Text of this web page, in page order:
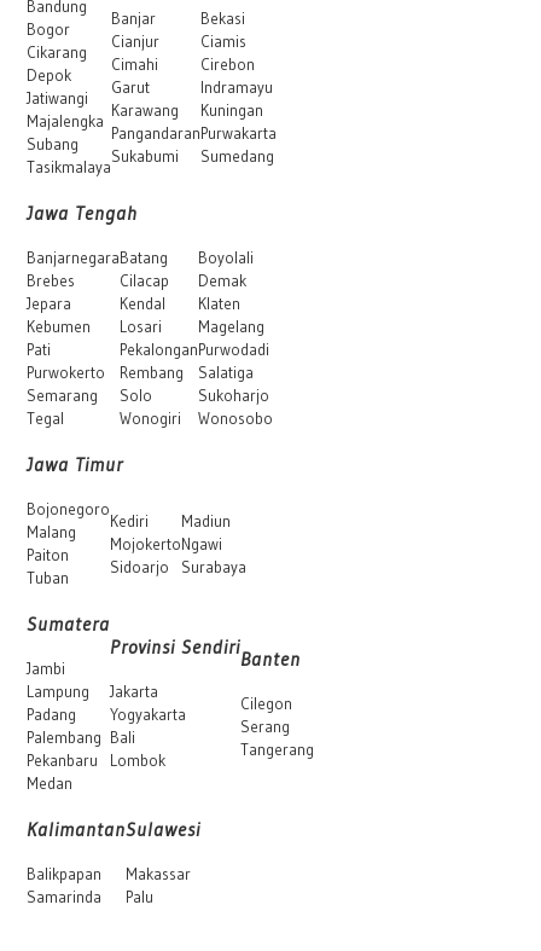
Bandung
Bogor
Cikarang
Depok
Jatiwangi
Majalengka
Subang
Tasikmalaya
Banjar
Cianjur
Cimahi
Garut
Karawang
Pangandaran
Sukabumi
Bekasi
Ciamis
Cirebon
Indramayu
Kuningan
Purwakarta
Sumedang
Jawa Tengah
Banjarnegara
Brebes
Jepara
Kebumen
Pati
Purwokerto
Semarang
Tegal
Batang
Cilacap
Kendal
Losari
Pekalongan
Rembang
Solo
Wonogiri
Boyolali
Demak
Klaten
Magelang
Purwodadi
Salatiga
Sukoharjo
Wonosobo
Jawa Timur
Bojonegoro
Malang
Paiton
Tuban
Kediri
Mojokerto
Sidoarjo
Madiun
Ngawi
Surabaya
Sumatera
Jambi
Lampung
Padang
Palembang
Pekanbaru
Medan
Provinsi Sendiri
Jakarta
Yogyakarta
Bali
Lombok
Banten
Cilegon
Serang
Tangerang
Kalimantan
Balikpapan
Samarinda
Sulawesi
Makassar
Palu